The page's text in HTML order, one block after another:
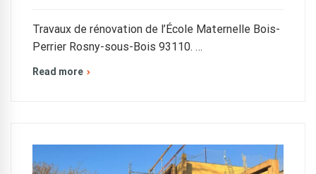
Travaux de rénovation de l’École Maternelle Bois-
Perrier Rosny-sous-Bois 93110. …
Read more